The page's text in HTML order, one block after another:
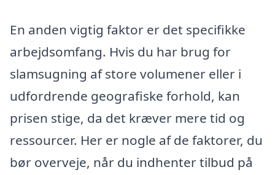
En anden vigtig faktor er det specifikke
arbejdsomfang. Hvis du har brug for
slamsugning af store volumener eller i
udfordrende geografiske forhold, kan
prisen stige, da det kræver mere tid og
ressourcer. Her er nogle af de faktorer, du
bør overveje, når du indhenter tilbud på